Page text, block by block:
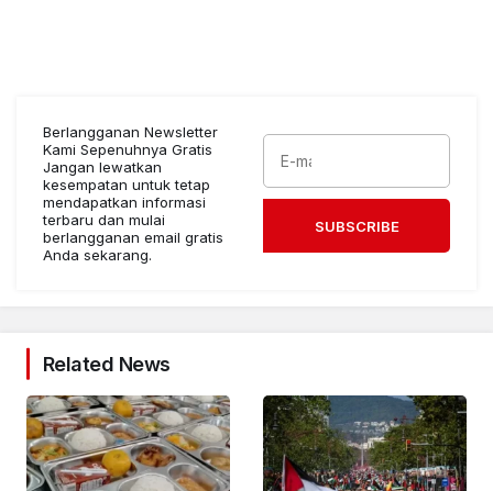
Berlangganan Newsletter
Kami Sepenuhnya Gratis
Jangan lewatkan
kesempatan untuk tetap
mendapatkan informasi
terbaru dan mulai
berlangganan email gratis
Anda sekarang.
SUBSCRIBE
Related News